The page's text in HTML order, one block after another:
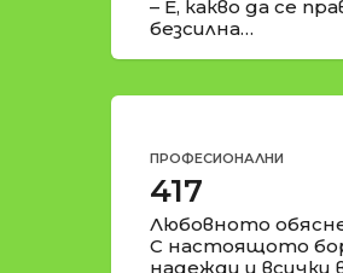
– Е, какво да се
безсилна…
ПРОФЕСИОНАЛНИ
417
Любовното
С настоящото
надежди и